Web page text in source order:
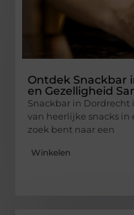
Ontdek Snackbar
en Gezelligheid
Snackbar in Dordrecht
van heerlijke snacks in
zoek bent naar een
Winkelen